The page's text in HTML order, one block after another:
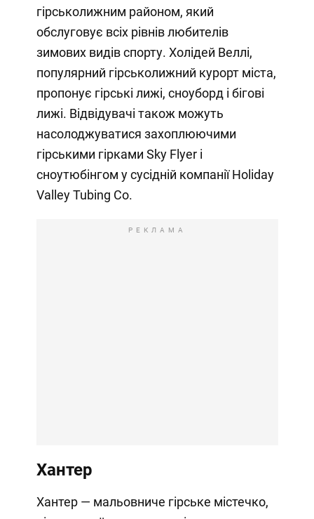
гірськолижним районом, який
обслуговує всіх рівнів любителів
зимових видів спорту. Холідей Веллі,
популярний гірськолижний курорт міста,
пропонує гірські лижі, сноуборд і бігові
лижі. Відвідувачі також можуть
насолоджуватися захоплюючими
гірськими гірками Sky Flyer і
сноутюбінгом у сусідній компанії Holiday
Valley Tubing Co.
РЕКЛАМА
Хантер
Хантер — мальовниче гірське містечко,